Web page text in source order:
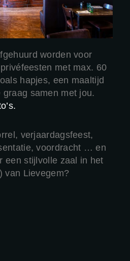
worden voor
met max. 60
hapjes, een maaltijd
samen met jou.
verjaardagsfeest,
voordracht … en
een stijlvolle zaal in het
van Lievegem?